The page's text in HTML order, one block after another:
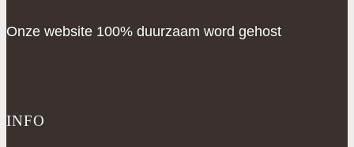
Onze website 100% duurzaam word gehost
INFO